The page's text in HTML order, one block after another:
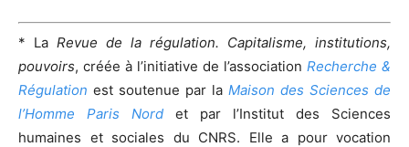
* La Revue de la régulation. Capitalisme, institutions,
pouvoirs, créée à l’initiative de l’association Recherche &
Régulation est soutenue par la Maison des Sciences de
l’Homme Paris Nord et par l’Institut des Sciences
humaines et sociales du CNRS. Elle a pour vocation